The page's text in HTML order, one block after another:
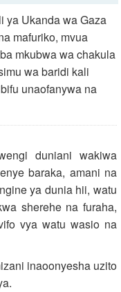
ya Ukanda wa Gaza
mafuriko, mvua
mkubwa wa chakula
wa baridi kali
unaofanywa na
duniani wakiwa
baraka, amani na
ya dunia hii, watu
sherehe na furaha,
vya watu wasio na
inaoonyesha uzito